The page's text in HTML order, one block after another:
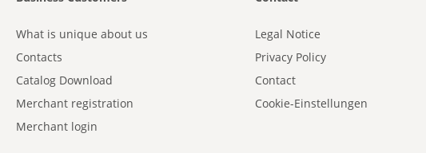
What is unique about us
Contacts
Catalog Download
Merchant registration
Merchant login
Legal Notice
Privacy Policy
Contact
Cookie-Einstellungen